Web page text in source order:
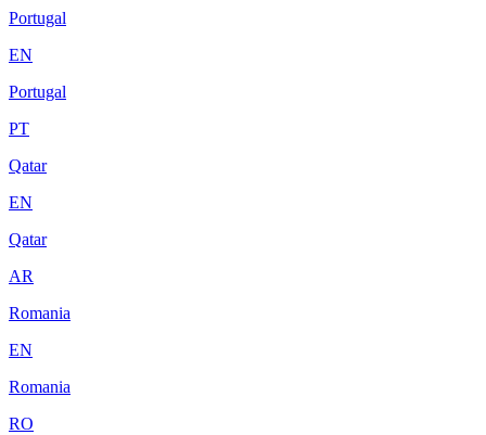
Portugal
EN
Portugal
PT
Qatar
EN
Qatar
AR
Romania
EN
Romania
RO